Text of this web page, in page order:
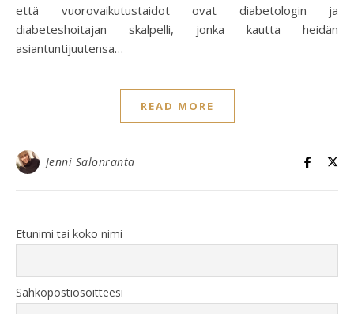
että vuorovaikutustaidot ovat diabetologin ja
diabeteshoitajan skalpelli, jonka kautta heidän
asiantuntijuutensa…
READ MORE
Jenni Salonranta
Etunimi tai koko nimi
Sähköpostiosoitteesi